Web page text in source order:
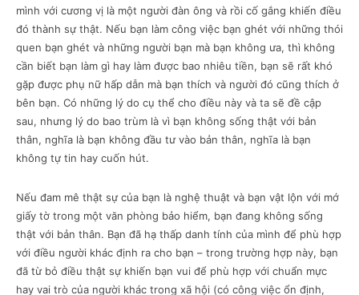
mình với cương vị là một người đàn ông và rồi cố gắng khiến điều
đó thành sự thật. Nếu bạn làm công việc bạn ghét với những thói
quen bạn ghét và những người bạn mà bạn không ưa, thì không
cần biết bạn làm gì hay làm được bao nhiêu tiền, bạn sẽ rất khó
gặp được phụ nữ hấp dẫn mà bạn thích và người đó cũng thích ở
bên bạn. Có những lý do cụ thể cho điều này và ta sẽ đề cập
sau, nhưng lý do bao trùm là vì bạn không sống thật với bản
thân, nghĩa là bạn không đầu tư vào bản thân, nghĩa là bạn
không tự tin hay cuốn hút.
Nếu đam mê thật sự của bạn là nghệ thuật và bạn vật lộn với mớ
giấy tờ trong một văn phòng bảo hiểm, bạn đang không sống
thật với bản thân. Bạn đã hạ thấp danh tính của mình để phù hợp
với điều người khác định ra cho bạn – trong trường hợp này, bạn
đã từ bỏ điều thật sự khiến bạn vui để phù hợp với chuẩn mực
hay vai trò của người khác trong xã hội (có công việc ổn định,